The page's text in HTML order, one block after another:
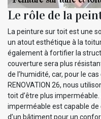
Le rôle de la
La peinture sur toit est une
un atout esthétique à la
également à fortifier la
couverture sera plus
de l’humidité, car, pour le
RENOVATION 26, nous
toit d’être plus
imperméable est capable
d’un bâtiment pour un